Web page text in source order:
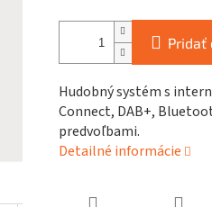
Pridať
Hudobný systém s
Connect, DAB+,
predvoľbami.
Detailné informácie